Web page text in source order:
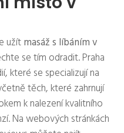
užítmasáž s líbáním v
se tím odradit. Praha
které se specializují na
těch, které zahrnují
k nalezení kvalitního
Na webových stránkách